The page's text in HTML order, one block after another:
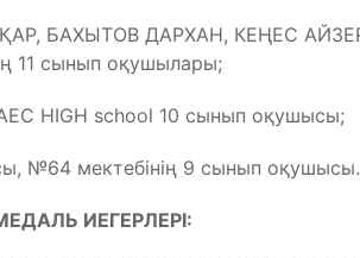
БАХЫТОВ ДАРХАН, КЕҢЕС
11 сынып оқушылары;
HIGH school 10 сынып оқушысы;
№64 мектебінің 9 сынып оқушысы.
ИЕГЕРЛЕРІ: